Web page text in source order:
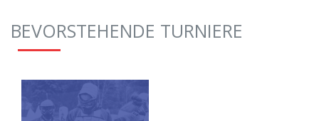
BEVORSTEHENDE TURNIERE